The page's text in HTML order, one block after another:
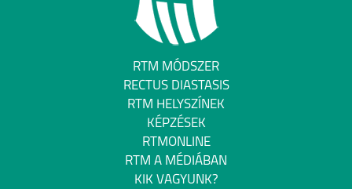
RTM MÓDSZER
RECTUS DIASTASIS
RTM HELYSZÍNEK
KÉPZÉSEK
RTMONLINE
RTM A MÉDIÁBAN
KIK VAGYUNK?